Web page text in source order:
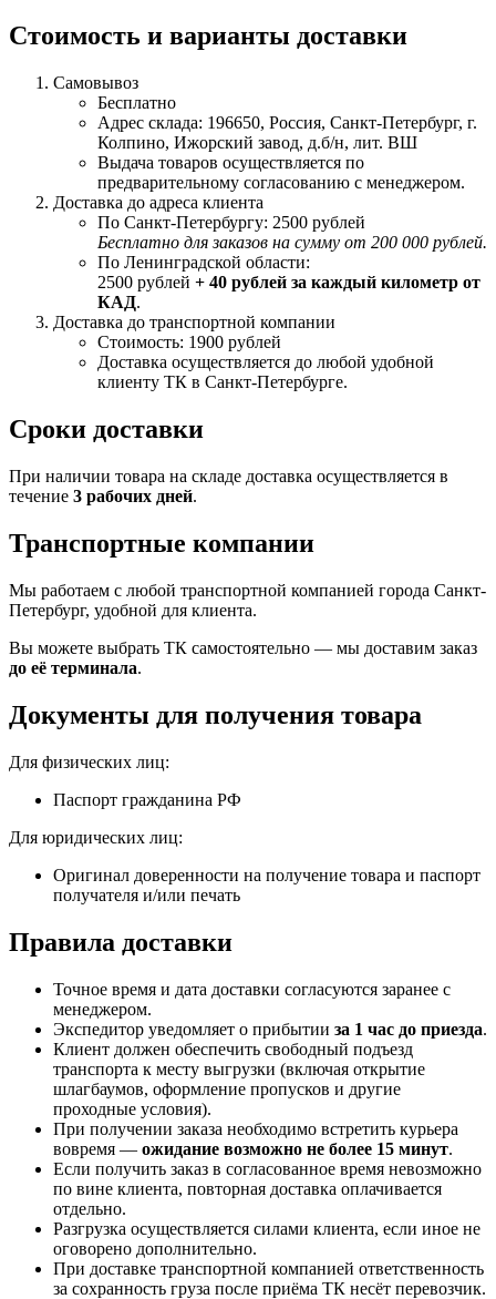
Стоимость и варианты доставки
Самовывоз
Бесплатно
Адрес склада: 196650, Россия, Санкт-Петербург, г.
Колпино, Ижорский завод, д.б/н, лит. ВШ
Выдача товаров осуществляется по
предварительному согласованию с менеджером.
Доставка до адреса клиента
По Санкт-Петербургу: 2500 рублей
Бесплатно для заказов на сумму от 200 000 рублей.
По Ленинградской области:
2500 рублей + 40 рублей за каждый километр от
КАД.
Доставка до транспортной компании
Стоимость: 1900 рублей
Доставка осуществляется до любой удобной
клиенту ТК в Санкт-Петербурге.
Сроки доставки
При наличии товара на складе доставка осуществляется в
течение 3 рабочих дней.
Транспортные компании
Мы работаем с любой транспортной компанией города Санкт-
Петербург, удобной для клиента.
Вы можете выбрать ТК самостоятельно — мы доставим заказ
до её терминала.
Документы для получения товара
Для физических лиц:
Паспорт гражданина РФ
Для юридических лиц:
Оригинал доверенности на получение товара и паспорт
получателя и/или печать
Правила доставки
Точное время и дата доставки согласуются заранее с
менеджером.
Экспедитор уведомляет о прибытии за 1 час до приезда.
Клиент должен обеспечить свободный подъезд
транспорта к месту выгрузки (включая открытие
шлагбаумов, оформление пропусков и другие
проходные условия).
При получении заказа необходимо встретить курьера
вовремя — ожидание возможно не более 15 минут.
Если получить заказ в согласованное время невозможно
по вине клиента, повторная доставка оплачивается
отдельно.
Разгрузка осуществляется силами клиента, если иное не
оговорено дополнительно.
При доставке транспортной компанией ответственность
за сохранность груза после приёма ТК несёт перевозчик.